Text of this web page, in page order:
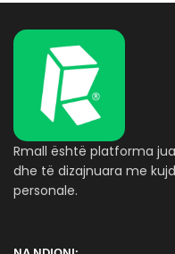
Rmall është platforma
dhe të dizajnuara me
personale.